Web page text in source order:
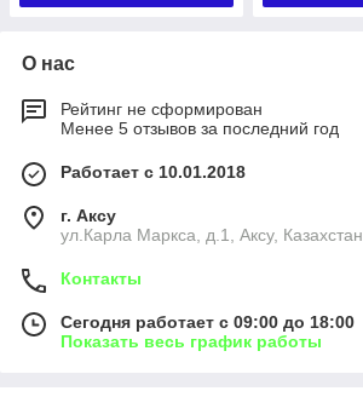
О нас
Рейтинг не сформирован
Менее 5 отзывов за последний год
Работает с 10.01.2018
г. Аксу
ул.Карла Маркса, д.1, Аксу, Казахстан
Контакты
Сегодня работает с 09:00 до 18:00
Показать весь график работы